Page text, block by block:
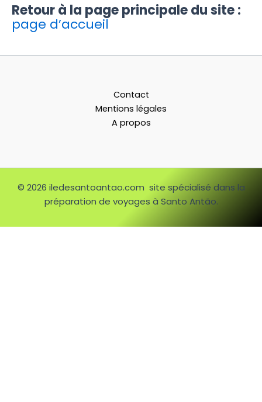
Retour à la page principale du site :
page d’accueil
Contact
Mentions légales
A propos
© 2026 iledesantoantao.com site spécialisé dans la
préparation de voyages à Santo Antão.